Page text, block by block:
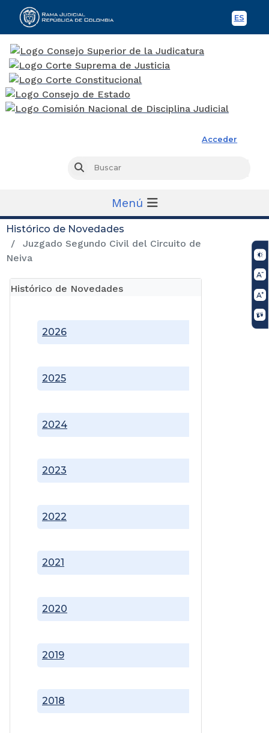
ES
Acceder
Buscar
Menú
Histórico de Novedades
Juzgado Segundo Civil del Circuito de
Neiva
Histórico de Novedades
2018
2019
2020
2021
2022
2023
2024
2025
2026